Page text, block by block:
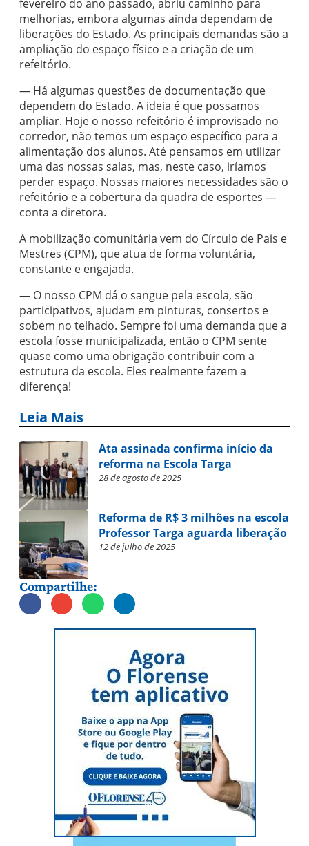
fevereiro do ano passado, abriu caminho para
melhorias, embora algumas ainda dependam de
liberações do Estado. As principais demandas são a
ampliação do espaço físico e a criação de um
refeitório.
— Há algumas questões de documentação que
dependem do Estado. A ideia é que possamos
ampliar. Hoje o nosso refeitório é improvisado no
corredor, não temos um espaço específico para a
alimentação dos alunos. Até pensamos em utilizar
uma das nossas salas, mas, neste caso, iríamos
perder espaço. Nossas maiores necessidades são o
refeitório e a cobertura da quadra de esportes —
conta a diretora.
A mobilização comunitária vem do Círculo de Pais e
Mestres (CPM), que atua de forma voluntária,
constante e engajada.
— O nosso CPM dá o sangue pela escola, são
participativos, ajudam em pinturas, consertos e
sobem no telhado. Sempre foi uma demanda que a
escola fosse municipalizada, então o CPM sente
quase como uma obrigação contribuir com a
estrutura da escola. Eles realmente fazem a
diferença!
Leia Mais
Ata assinada confirma início da
reforma na Escola Targa
28 de agosto de 2025
Reforma de R$ 3 milhões na escola
Professor Targa aguarda liberação
12 de julho de 2025
Compartilhe: